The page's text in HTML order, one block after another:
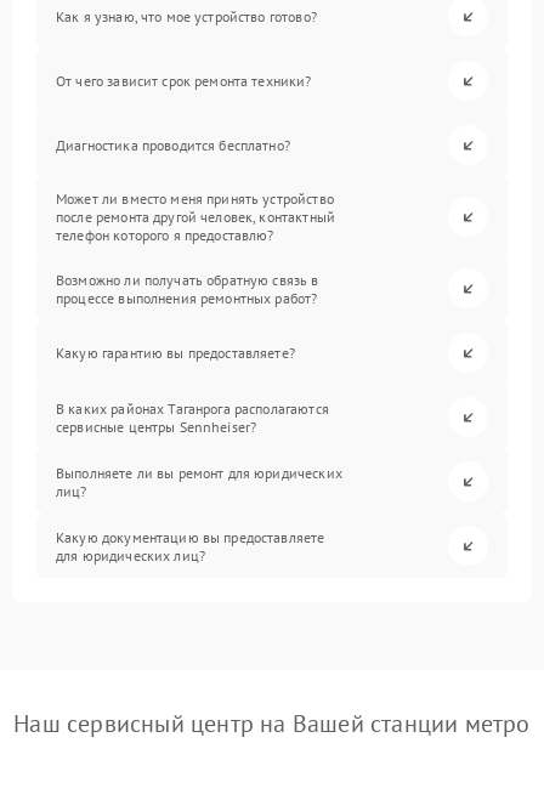
Как я узнаю, что мое устройство готово?
От чего зависит срок ремонта техники?
Диагностика проводится бесплатно?
Может ли вместо меня принять устройство
после ремонта другой человек, контактный
телефон которого я предоставлю?
Возможно ли получать обратную связь в
процессе выполнения ремонтных работ?
Какую гарантию вы предоставляете?
В каких районах Таганрога располагаются
сервисные центры Sennheiser?
Выполняете ли вы ремонт для юридических
лиц?
Какую документацию вы предоставляете
для юридических лиц?
Наш сервисный центр на Вашей станции метро